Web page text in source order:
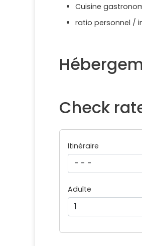
Cuisine
ratio personnel /
Check
Itinéraire
Adulte